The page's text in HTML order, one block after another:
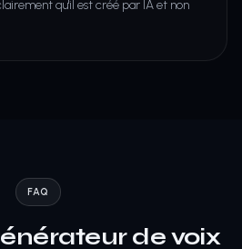
qu'il est créé par IA et non
FAQ
de voix